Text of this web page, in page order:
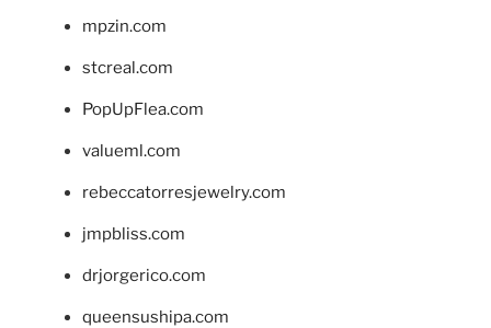
mpzin.com
stcreal.com
PopUpFlea.com
valueml.com
rebeccatorresjewelry.com
jmpbliss.com
drjorgerico.com
queensushipa.com